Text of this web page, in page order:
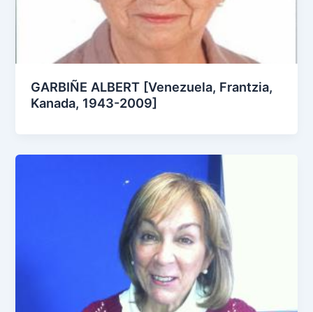
GARBIÑE ALBERT [Venezuela, Frantzia,
Kanada, 1943-2009]